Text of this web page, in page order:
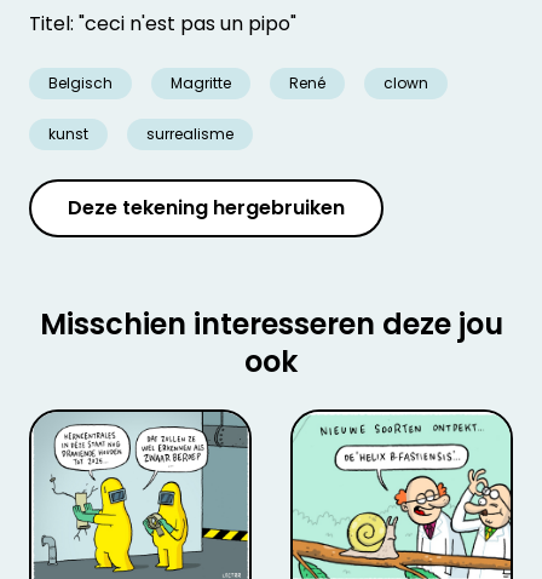
Titel: "ceci n'est pas un pipo"
Belgisch Magritte René clown
kunst surrealisme
Deze tekening hergebruiken
Misschien interesseren deze jou
ook